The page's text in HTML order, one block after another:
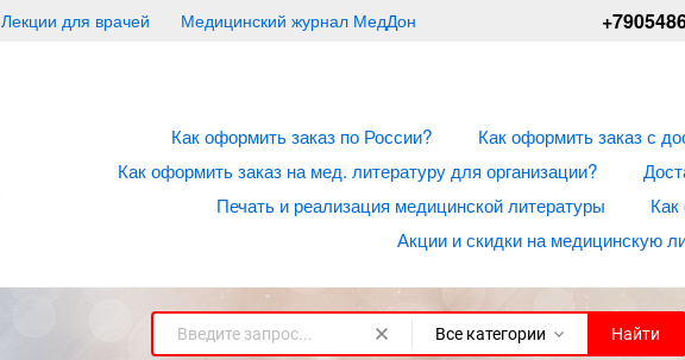
Лекции для врачей Медицинский журнал МедДон
Как оформить заказ по России?
Как оформить заказ с
Как оформить заказ на мед. литературу для организации?
Печать и реализация медицинской литературы
Как
Акции и скидки на медицинскую
Все категории Найти